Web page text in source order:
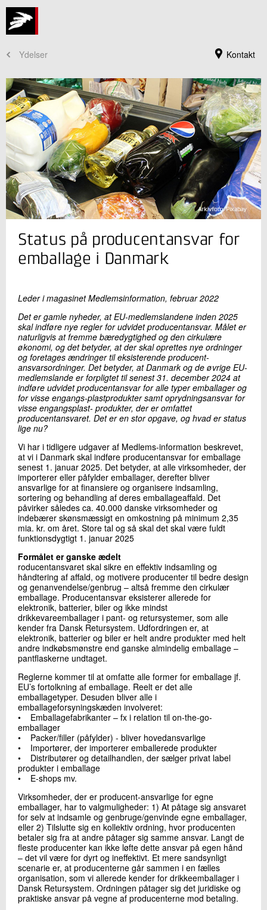
Kontakt
Ydelser
Jeg er din kontaktperson
Lars Germann
Centerchef, Civilingeniør, ph.d.
Plast og Emballage
Skriv til mig
Send
Status på producentansvar for
emballage i Danmark
Leder i magasinet Medlemsinformation, februar 2022
Det er gamle nyheder, at EU-medlemslandene inden 2025
skal indføre nye regler for udvidet producentansvar. Målet er
naturligvis at fremme bæredygtighed og den cirkulære
økonomi, og det betyder, at der skal oprettes nye ordninger
og foretages ændringer til eksisterende producent-
ansvarsordninger. Det betyder, at Danmark og de øvrige EU-
medlemslande er forpligtet til senest 31. december 2024 at
indføre udvidet producentansvar for alle typer emballager og
for visse engangs-plastprodukter samt oprydningsansvar for
visse engangsplast- produkter, der er omfattet
producentansvaret. Det er en stor opgave, og hvad er status
lige nu?
Vi har i tidligere udgaver af Medlems-information beskrevet,
at vi i Danmark skal indføre producentansvar for emballage
senest 1. januar 2025. Det betyder, at alle virksomheder, der
importerer eller påfylder emballager, derefter bliver
ansvarlige for at finansiere og organisere indsamling,
sortering og behandling af deres emballageaffald. Det
påvirker således ca. 40.000 danske virksomheder og
indebærer skønsmæssigt en omkostning på minimum 2,35
mia. kr. om året. Store tal og så skal det skal være fuldt
funktionsdygtigt 1. januar 2025
Formålet er ganske ædelt
roducentansvaret skal sikre en effektiv indsamling og
håndtering af affald, og motivere producenter til bedre design
og genanvendelse/genbrug – altså fremme den cirkulær
emballage. Producentansvar eksisterer allerede for
elektronik, batterier, biler og ikke mindst
drikkevareemballager i pant- og retursystemer, som alle
kender fra Dansk Retursystem. Udfordringen er, at
elektronik, batterier og biler er helt andre produkter med helt
andre indkøbsmønstre end ganske almindelig emballage –
pantflaskerne undtaget.
Reglerne kommer til at omfatte alle former for emballage jf.
EU’s fortolkning af emballage. Reelt er det alle
emballagetyper. Desuden bliver alle i
emballageforsyningskæden involveret:
• Emballagefabrikanter – fx i relation til on-the-go-
emballager
• Packer/filler (påfylder) - bliver hovedansvarlige
• Importører, der importerer emballerede produkter
• Distributører og detailhandlen, der sælger privat label
produkter i emballage
• E-shops mv.
Virksomheder, der er producent-ansvarlige for egne
emballager, har to valgmuligheder: 1) At påtage sig ansvaret
for selv at indsamle og genbruge/genvinde egne emballager,
eller 2) Tilslutte sig en kollektiv ordning, hvor producenten
betaler sig fra at andre påtager sig samme ansvar. Langt de
fleste producenter kan ikke løfte dette ansvar på egen hånd
– det vil være for dyrt og ineffektivt. Et mere sandsynligt
scenarie er, at producenterne går sammen i en fælles
organisation, som vi allerede kender for drikkeemballager i
Dansk Retursystem. Ordningen påtager sig det juridiske og
praktiske ansvar på vegne af producenterne mod betaling.